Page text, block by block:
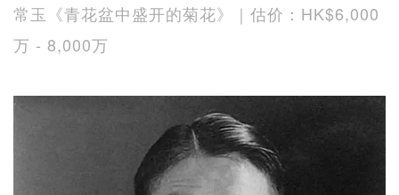
常玉《青花盆中盛开的菊花》｜估价：HK$6,000
万 - 8,000万